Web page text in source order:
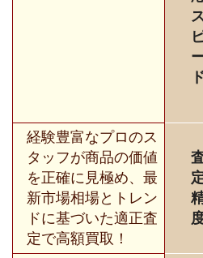
経験豊富なプロのス
タッフが商品の価値
を正確に見極め、最
新市場相場とトレン
ドに基づいた適正査
定で高額買取！